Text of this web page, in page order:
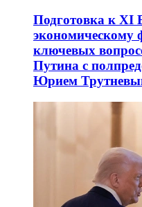
Подготовка к XI
экономическому
ключевых
Путина с
Юрием